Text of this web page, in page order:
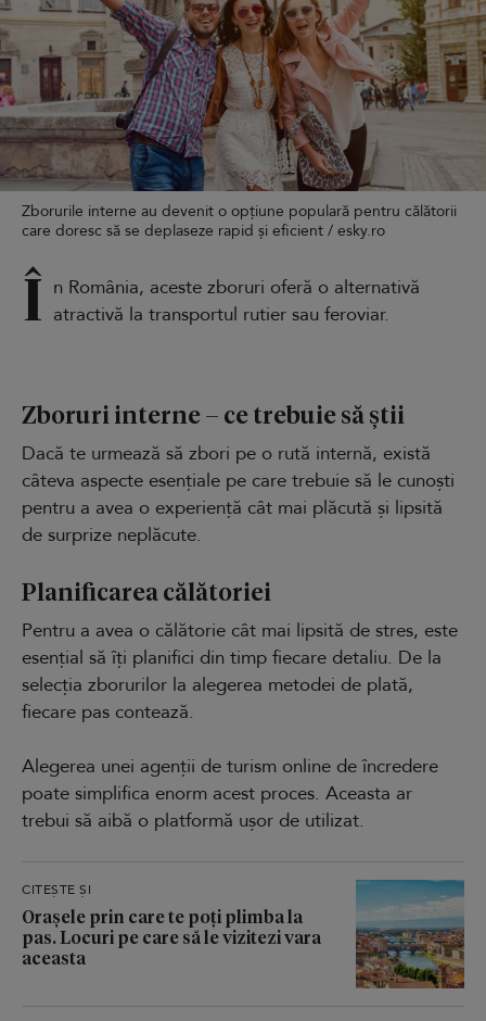
Zborurile interne au devenit o opțiune populară pentru călătorii
care doresc să se deplaseze rapid și eficient / esky.ro
Î n România, aceste zboruri oferă o alternativă
atractivă la transportul rutier sau feroviar.
Zboruri interne – ce trebuie să știi
Dacă te urmează să zbori pe o rută internă, există
câteva aspecte esențiale pe care trebuie să le cunoști
pentru a avea o experiență cât mai plăcută și lipsită
de surprize neplăcute.
Planificarea călătoriei
Pentru a avea o călătorie cât mai lipsită de stres, este
esențial să îți planifici din timp fiecare detaliu. De la
selecția zborurilor la alegerea metodei de plată,
fiecare pas contează.
Alegerea unei agenții de turism online de încredere
poate simplifica enorm acest proces. Aceasta ar
trebui să aibă o platformă ușor de utilizat.
CITEȘTE ȘI
Orașele prin care te poți plimba la
pas. Locuri pe care să le vizitezi vara
aceasta